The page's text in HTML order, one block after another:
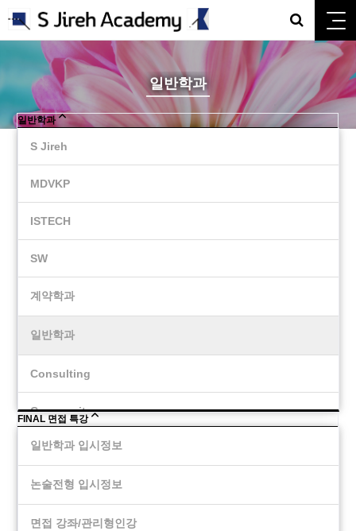
일반학과
일반학과
S Jireh
MDVKP
ISTECH
SW
계약학과
일반학과
Consulting
Community
FINAL 면접 특강
일반학과 입시정보
논술전형 입시정보
면접 강좌/관리형인강